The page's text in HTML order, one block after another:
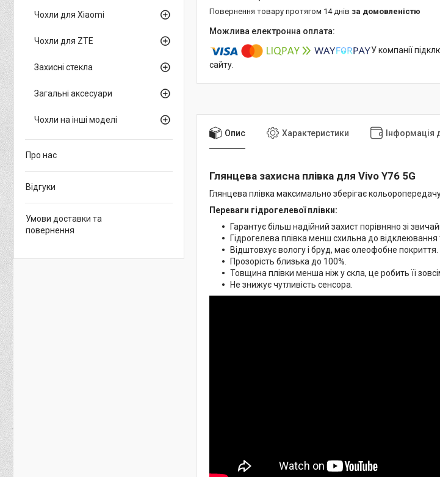
повернення товару протягом 14 днів за домовленістю
У компанії
сайту.
Опис Характеристики Інформація
Глянцева захисна плівка для Vivo Y76 5G
Глянцева плівка максимально зберігає
Переваги гідрогелевої плівки:
Гарантує більш надійний захист порівняно зі
Гідрогелева плівка менш схильна до відклеювання
Відштовхує вологу і бруд, має олеофобне покриття.
Прозорість близька до 100%.
Товщина плівки менша ніж у скла, це робить її
Не знижує чутливість сенсора.
Чохли для Xiaomi
Чохли для ZTE
Захисні стекла
Загальні аксесуари
Чохли на інші моделі
Про нас
Відгуки
Умови доставки та
повернення